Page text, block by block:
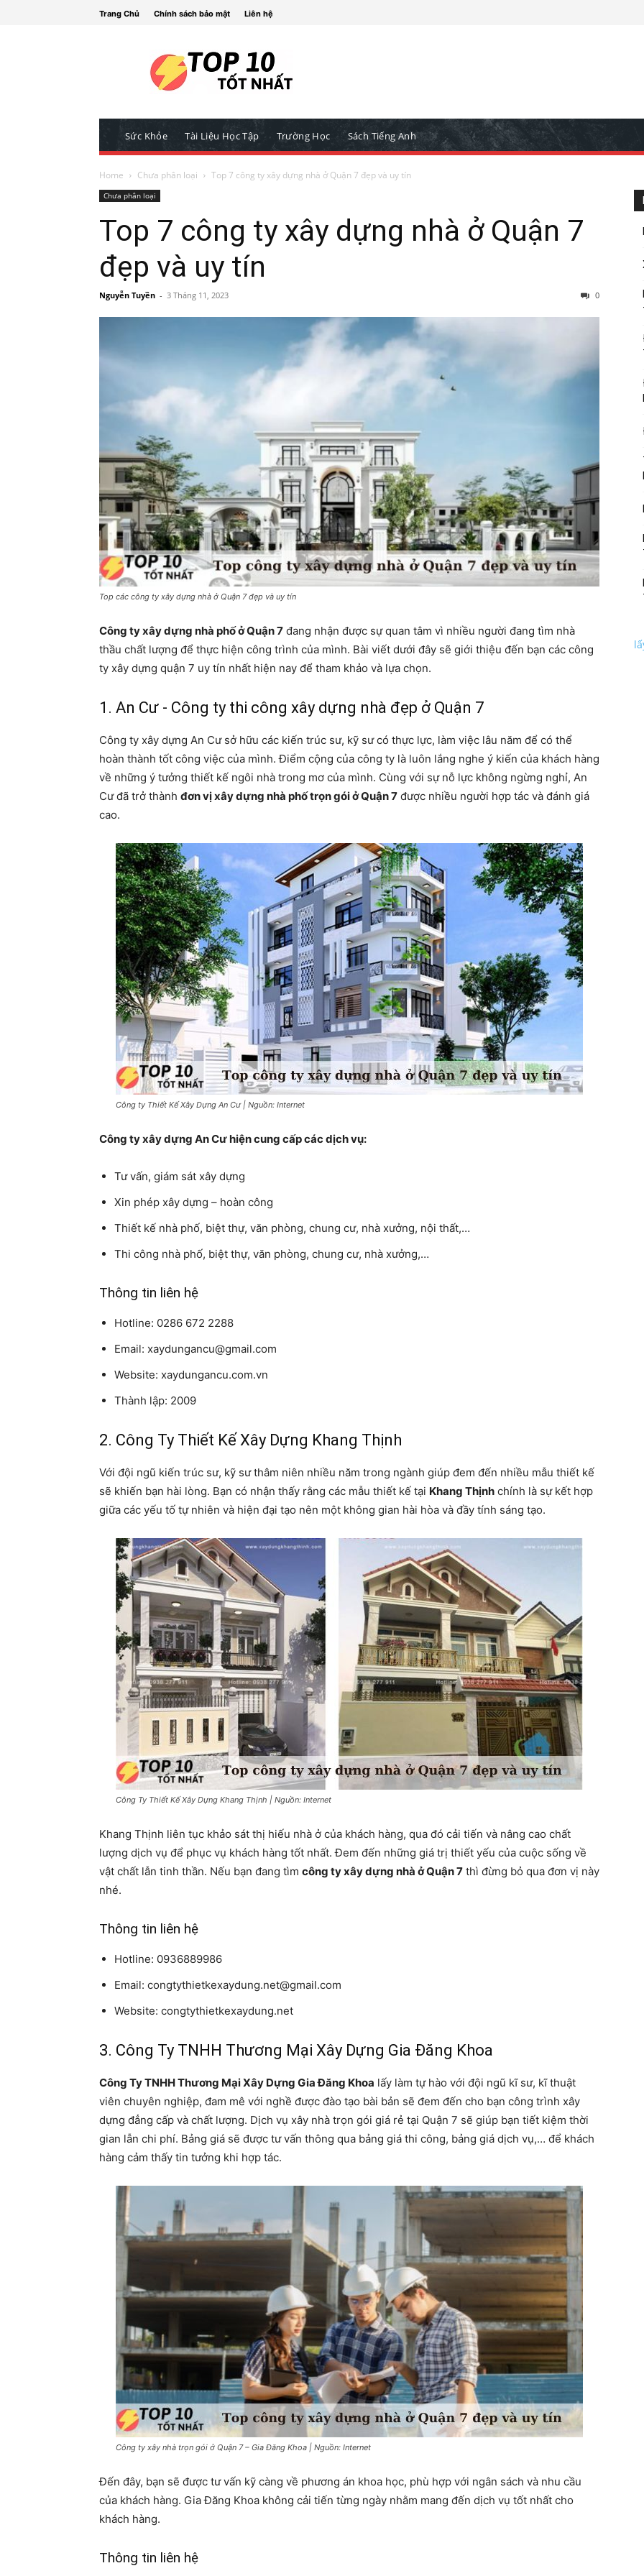
Trang Chủ Chính sách bảo mật Liên hệ
Sức Khỏe Tài Liệu Học Tập Trường Học Sách Tiếng Anh
Home Chưa phân loại Top 7 công ty xây dựng nhà ở Quận 7 đẹp và uy tín
Chưa phân loại
Top 7 công ty xây dựng nhà ở Quận 7
đẹp và uy tín
Nguyễn Tuyền - 3 Tháng 11, 2023 0
Top các công ty xây dựng nhà ở Quận 7 đẹp và uy tín
Công ty xây dựng nhà phố ở Quận 7 đang nhận được sự quan tâm vì nhiều người đang tìm nhà
thầu chất lượng để thực hiện công trình của mình. Bài viết dưới đây sẽ giới thiệu đến bạn các công
ty xây dựng quận 7 uy tín nhất hiện nay để tham khảo và lựa chọn.
1. An Cư - Công ty thi công xây dựng nhà đẹp ở Quận 7
Công ty xây dựng An Cư sở hữu các kiến trúc sư, kỹ sư có thực lực, làm việc lâu năm để có thể
hoàn thành tốt công việc của mình. Điểm cộng của công ty là luôn lắng nghe ý kiến của khách hàng
về những ý tưởng thiết kế ngôi nhà trong mơ của mình. Cùng với sự nỗ lực không ngừng nghỉ, An
Cư đã trở thành đơn vị xây dựng nhà phố trọn gói ở Quận 7 được nhiều người hợp tác và đánh giá
cao.
Công ty Thiết Kế Xây Dựng An Cư | Nguồn: Internet
Công ty xây dựng An Cư hiện cung cấp các dịch vụ:
Tư vấn, giám sát xây dựng
Xin phép xây dựng – hoàn công
Thiết kế nhà phố, biệt thự, văn phòng, chung cư, nhà xưởng, nội thất,…
Thi công nhà phố, biệt thự, văn phòng, chung cư, nhà xưởng,…
Thông tin liên hệ
Hotline: 0286 672 2288
Email: xaydungancu@gmail.com
Website: xaydungancu.com.vn
Thành lập: 2009
2. Công Ty Thiết Kế Xây Dựng Khang Thịnh
Với đội ngũ kiến trúc sư, kỹ sư thâm niên nhiều năm trong ngành giúp đem đến nhiều mẫu thiết kế
sẽ khiến bạn hài lòng. Bạn có nhận thấy rằng các mẫu thiết kế tại Khang Thịnh chính là sự kết hợp
giữa các yếu tố tự nhiên và hiện đại tạo nên một không gian hài hòa và đầy tính sáng tạo.
Công Ty Thiết Kế Xây Dựng Khang Thịnh | Nguồn: Internet
Khang Thịnh liên tục khảo sát thị hiếu nhà ở của khách hàng, qua đó cải tiến và nâng cao chất
lượng dịch vụ để phục vụ khách hàng tốt nhất. Đem đến những giá trị thiết yếu của cuộc sống về
vật chất lẫn tinh thần. Nếu bạn đang tìm công ty xây dựng nhà ở Quận 7 thì đừng bỏ qua đơn vị này
nhé.
Thông tin liên hệ
Hotline: 0936889986
Email: congtythietkexaydung.net@gmail.com
Website: congtythietkexaydung.net
3. Công Ty TNHH Thương Mại Xây Dựng Gia Đăng Khoa
Công Ty TNHH Thương Mại Xây Dựng Gia Đăng Khoa lấy làm tự hào với đội ngũ kĩ sư, kĩ thuật
viên chuyên nghiệp, đam mê với nghề được đào tạo bài bản sẽ đem đến cho bạn công trình xây
dựng đẳng cấp và chất lượng. Dịch vụ xây nhà trọn gói giá rẻ tại Quận 7 sẽ giúp bạn tiết kiệm thời
gian lẫn chi phí. Bảng giá sẽ được tư vấn thông qua bảng giá thi công, bảng giá dịch vụ,… để khách
hàng cảm thấy tin tưởng khi hợp tác.
Công ty xây nhà trọn gói ở Quận 7 – Gia Đăng Khoa | Nguồn: Internet
Đến đây, bạn sẽ được tư vấn kỹ càng về phương án khoa học, phù hợp với ngân sách và nhu cầu
của khách hàng. Gia Đăng Khoa không cải tiến từng ngày nhằm mang đến dịch vụ tốt nhất cho
khách hàng.
Thông tin liên hệ